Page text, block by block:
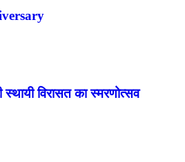
विरासत का स्मरणोत्सव